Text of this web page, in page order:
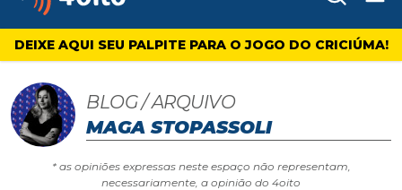
4oito
DEIXE AQUI SEU PALPITE PARA O JOGO DO CRICIÚMA!
BLOG / ARQUIVO
MAGA STOPASSOLI
* as opiniões expressas neste espaço não representam,
necessariamente, a opinião do 4oito